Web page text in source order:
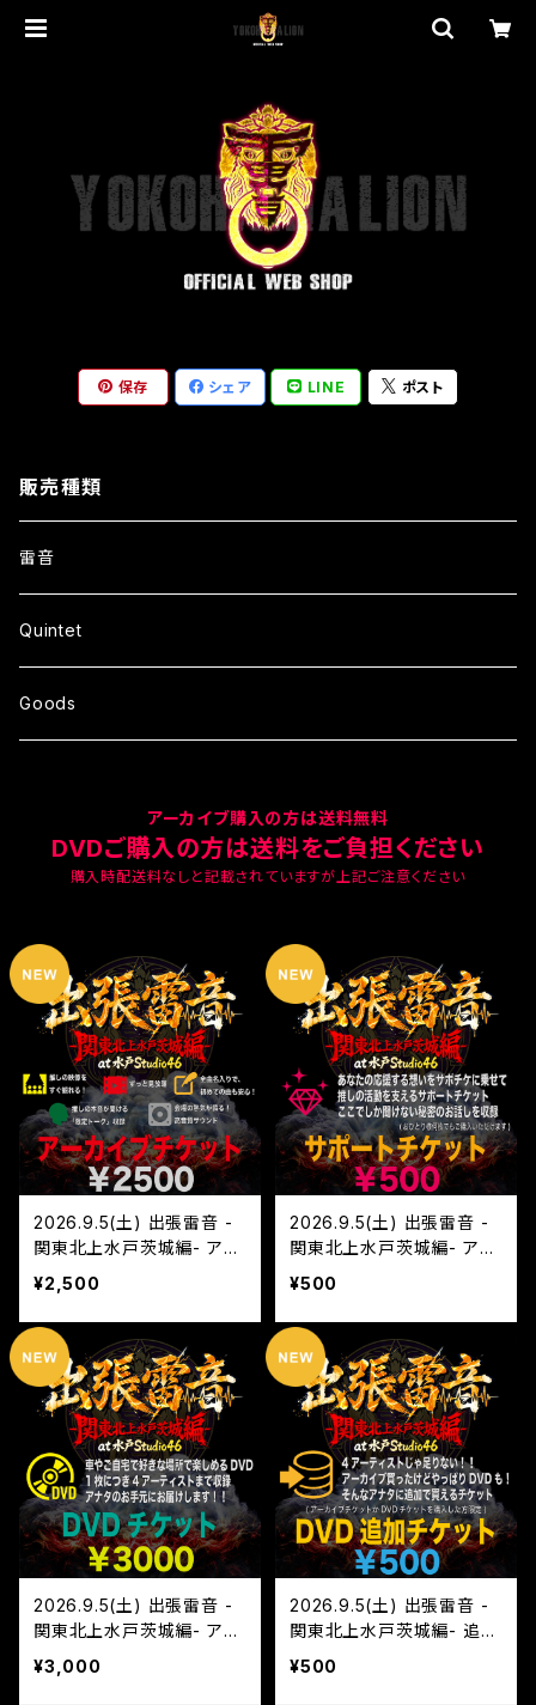
保存 シェア LINE ポスト
販売種類
雷音
Quintet
Goods
アーカイブ購入の方は送料無料
DVDご購入の方は送料をご負担ください
購入時配送料なしと記載されていますが上記ご注意ください
2026.9.5(土) 出張雷音 -
関東北上水戸茨城編- アー
カイブチケット
¥2,500
2026.9.5(土) 出張雷音 -
関東北上水戸茨城編- アー
ティストサポートチケット
¥500
2026.9.5(土) 出張雷音 -
関東北上水戸茨城編- アー
カイブ/DVD チケット
¥3,000
2026.9.5(土) 出張雷音 -
関東北上水戸茨城編- 追加
チケット
¥500